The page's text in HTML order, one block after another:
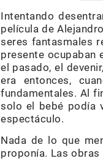
Intentando
película de
seres fantasmales
presente ocupaban
el pasado, el
era entonces,
fundamentales. Al
solo el bebé podía
espectáculo.
Nada de lo que
proponía. Las